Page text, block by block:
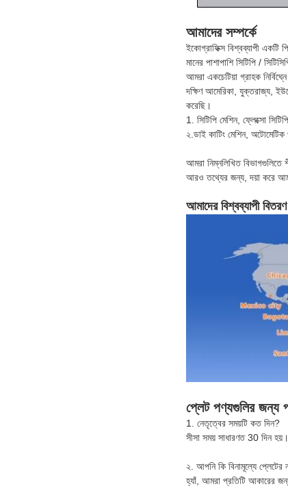
আমাদের সম্পর্কে
ইকোগ্রাফিক্স বিশ্বব্যাপী একটি
মানের পাশাপাশি সিটিপি /
আমরা একচেটিয়া গ্রাহক
দক্ষিণ আমেরিকা, যুক্তরাজ্য,
করেছি।
1. সিটিপি মেশিন, ফ্লেক্সো
২.ডাই কাটিং মেশিন, অটোমেটিক
আমরা নিম্নলিখিত বিভাগগুলিতে
আরও তথ্যের জন্য, দয়া করে
আমাদের বিশ্বব্যাপী
প্লেট পণ্যগুলির জন্য
1. নেতৃত্বের সময়টি কত দিন?
সীসা সময় সাধারণত 30 দিন হয়।
২. আপনি কি বিনামূল্যে প্লেটের
হ্যাঁ, আমরা প্রতিটি আকারের জন্য